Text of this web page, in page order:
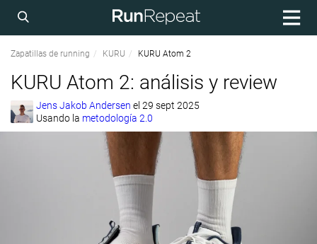
Zapatillas de running KURU KURU Atom 2
KURU Atom 2: análisis y review
Jens Jakob Andersen el 29 sept 2025
Usando la metodología 2.0